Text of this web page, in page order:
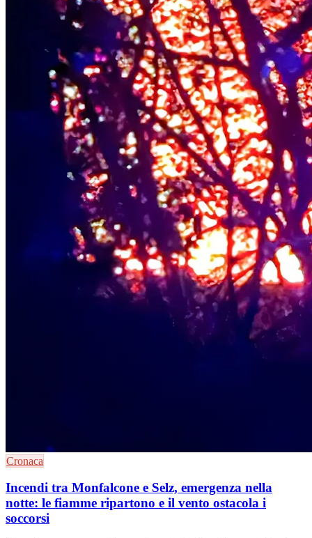
Cronaca
Incendi tra Monfalcone e Selz, emergenza nella
notte: le fiamme ripartono e il vento ostacola i
soccorsi